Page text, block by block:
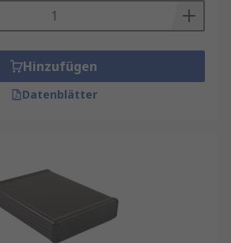
Hinzufügen
Datenblätter